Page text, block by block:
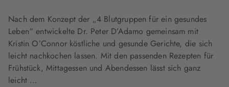
Nach dem Konzept der „4 Blutgruppen für ein gesundes
Leben“ entwickelte Dr. Peter D’Adamo gemeinsam mit
Kristin O’Connor köstliche und gesunde Gerichte, die sich
leicht nachkochen lassen. Mit den passenden Rezepten für
Frühstück, Mittagessen und Abendessen lässt sich ganz
leicht …